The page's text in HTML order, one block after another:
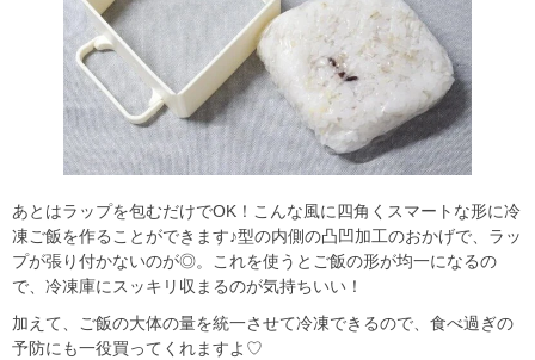
あとはラップを包むだけでOK！こんな風に四角くスマートな形に冷
凍ご飯を作ることができます♪型の内側の凸凹加工のおかげで、ラッ
プが張り付かないのが◎。これを使うとご飯の形が均一になるの
で、冷凍庫にスッキリ収まるのが気持ちいい！
加えて、ご飯の大体の量を統一させて冷凍できるので、食べ過ぎの
予防にも一役買ってくれますよ♡